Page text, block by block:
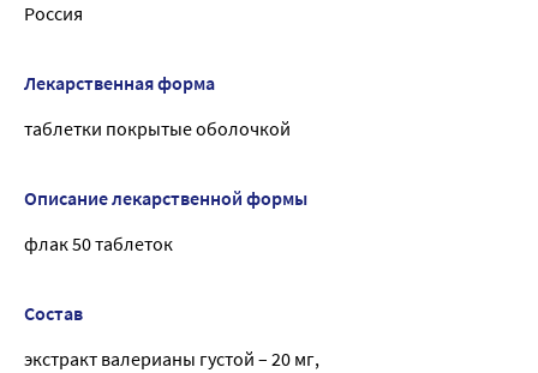
Россия
Лекарственная форма
таблетки покрытые оболочкой
Описание лекарственной формы
флак 50 таблеток
Состав
экстракт валерианы густой – 20 мг,